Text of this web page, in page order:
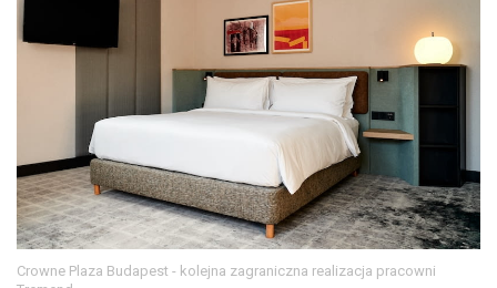
Crowne Plaza Budapest - kolejna zagraniczna realizacja pracowni